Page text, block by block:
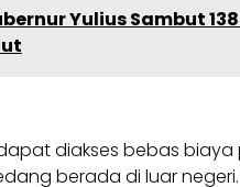
Yulius Sambut
diakses bebas
berada di luar negeri.